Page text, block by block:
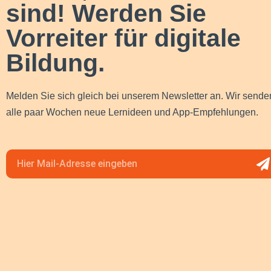
sind! Werden Sie
Vorreiter für digitale
Bildung.
Melden Sie sich gleich bei unserem Newsletter an. Wir
alle paar Wochen neue Lernideen und App-Empfehlungen.